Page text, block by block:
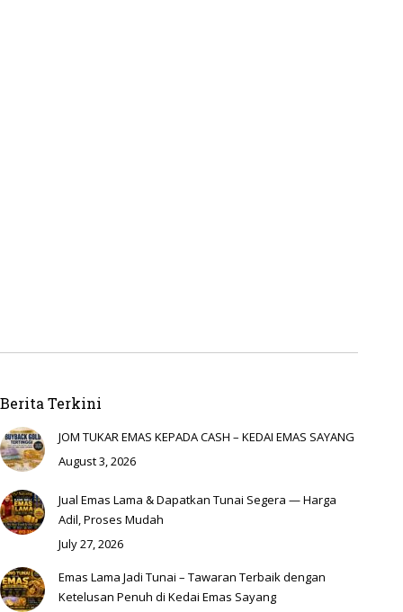
Berita Terkini
JOM TUKAR EMAS KEPADA CASH – KEDAI EMAS SAYANG
August 3, 2026
Jual Emas Lama & Dapatkan Tunai Segera — Harga
Adil, Proses Mudah
July 27, 2026
Emas Lama Jadi Tunai – Tawaran Terbaik dengan
Ketelusan Penuh di Kedai Emas Sayang